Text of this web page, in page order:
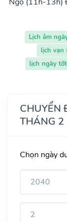
Lịch âm
lịch vạn
lịch ngày
CHUYỂN
THÁNG
Chọn ngày